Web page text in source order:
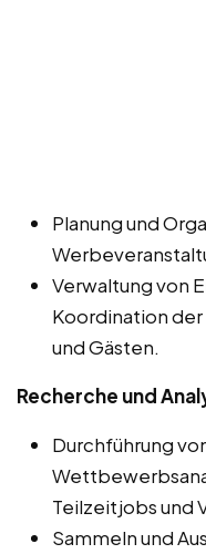
Planung und
Verwaltung von
Koordination
und Gästen.
Recherche und
Durchführung
Teilzeitjobs und
Sammeln und